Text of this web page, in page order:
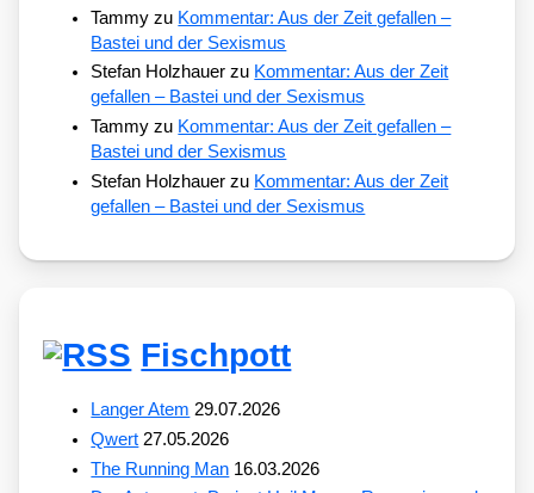
Tammy zu Kommentar: Aus der Zeit gefallen –
Bastei und der Sexismus
Stefan Holzhauer zu Kommentar: Aus der Zeit
gefallen – Bastei und der Sexismus
Tammy zu Kommentar: Aus der Zeit gefallen –
Bastei und der Sexismus
Stefan Holzhauer zu Kommentar: Aus der Zeit
gefallen – Bastei und der Sexismus
Fischpott
Langer Atem 29.07.2026
Qwert 27.05.2026
The Running Man 16.03.2026